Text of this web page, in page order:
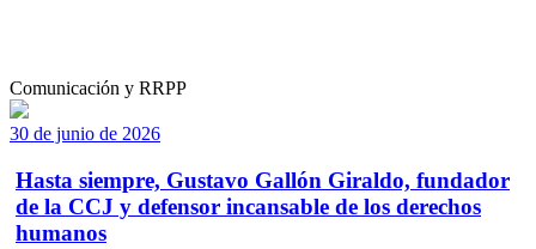
Comunicación y RRPP
30 de junio de 2026
Hasta siempre, Gustavo Gallón Giraldo, fundador
de la CCJ y defensor incansable de los derechos
humanos